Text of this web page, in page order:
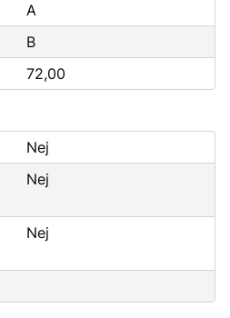
A
B
72,00
Nej
Nej
Nej